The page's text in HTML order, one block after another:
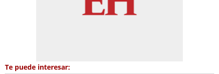
Te puede interesar: